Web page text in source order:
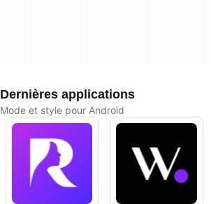
Dernières applications
Mode et style pour Android